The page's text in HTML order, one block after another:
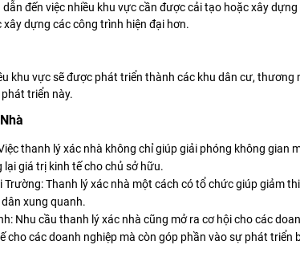
đến việc nhiều khu vực cần được cải tạo hoặc xây
xây dựng các công trình hiện đại hơn.
khu vực sẽ được phát triển thành các khu dân cư,
triển này.
thanh lý xác nhà không chỉ giúp giải phóng không
giá trị kinh tế cho chủ sở hữu.
Trường: Thanh lý xác nhà một cách có tổ chức giúp giảm
xung quanh.
Nhu cầu thanh lý xác nhà cũng mở ra cơ hội cho các
cho các doanh nghiệp mà còn góp phần vào sự phát triển